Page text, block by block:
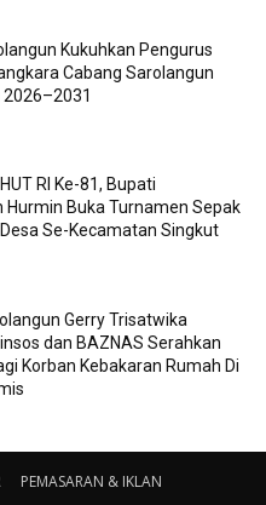
Kukuhkan Pengurus
Cabang Sarolangun
2026–2031
RI Ke-81, Bupati
Hurmin Buka Turnamen Sepak
Se-Kecamatan Singkut
Gerry Trisatwika
dan BAZNAS Serahkan
Korban Kebakaran Rumah Di
PEMASARAN & IKLAN